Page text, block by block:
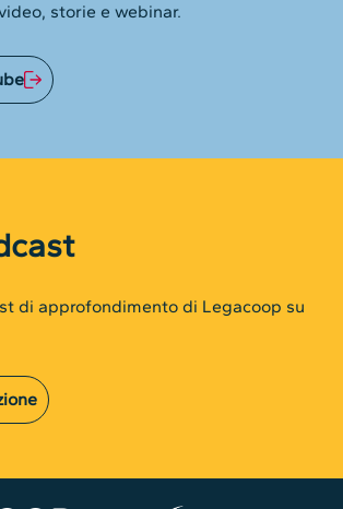
storie e webinar.
di approfondimento di Legacoop su